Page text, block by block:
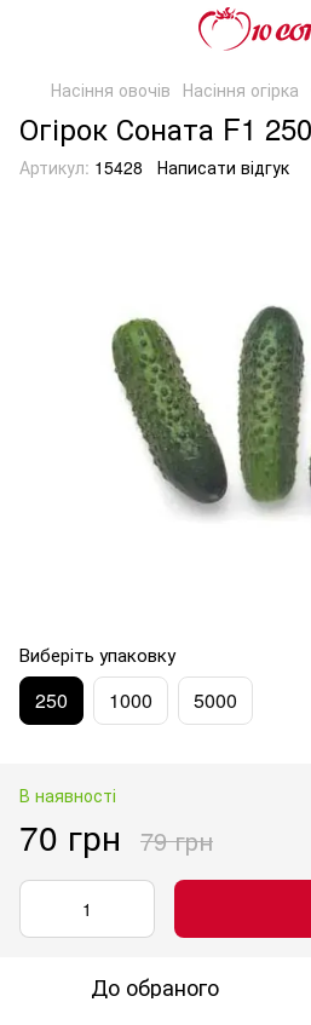
Насіння овочів Насіння огірка
Огірок Соната F1
Артикул: 15428 Написати відгук
Виберіть упаковку
250 1000 5000
В наявності
70 грн 79 грн
До обраного